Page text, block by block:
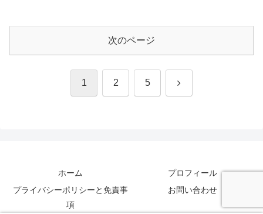
次のページ
1 2 5 次
ホーム
プロフィール
プライバシーポリシーと免責事
項
お問い合わせ